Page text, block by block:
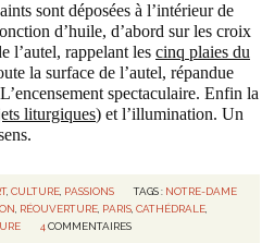
sont déposées à l’intérieur de
d’huile, d’abord sur les croix
l’autel, rappelant les cinq plaies du
la surface de l’autel, répandue
spectaculaire. Enfin la
liturgiques) et l’illumination. Un
, CULTURE, PASSIONS TAGS : NOTRE-DAME
RÉOUVERTURE PARIS ,CATHÉDRALE
4 COMMENTAIRES